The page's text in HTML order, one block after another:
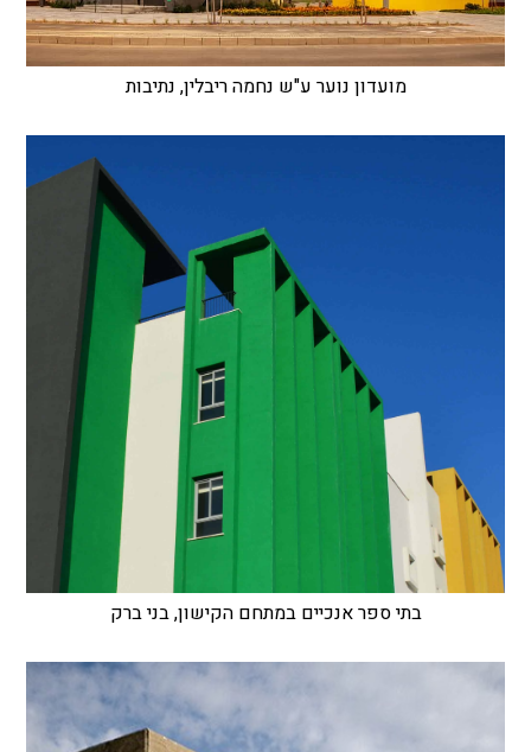
מועדון נוער ע"ש נחמה ריבלין, נתיבות
בתי ספר אנכיים במתחם הקישון, בני ברק